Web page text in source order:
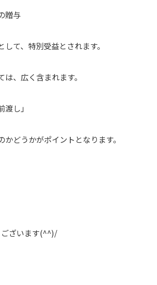
贈与
て、特別受益とされます。
、広く含まれます。
し」
どうかがポイントとなります。
ございます(^^)/